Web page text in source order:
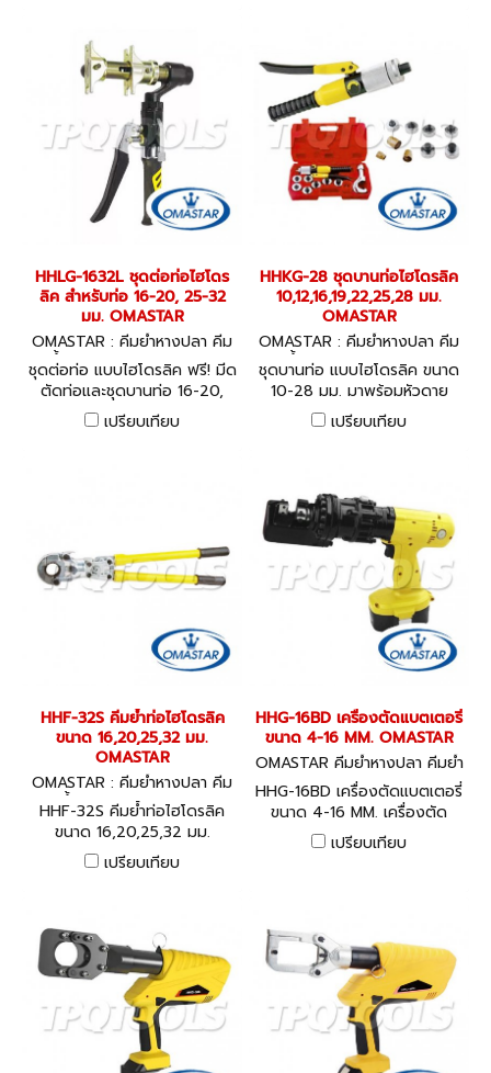
HHLG-1632L ชุดต่อท่อไฮโดร
ลิค สำหรับท่อ 16-20, 25-32
มม. OMASTAR
OMASTAR : คีมย้ำหางปลา คีม
ย้ำไฮโดรลิค HHLG-1632L
ชุดต่อท่อ แบบไฮโดรลิค ฟรี! มีด
ตัดท่อและชุดบานท่อ 16-20,
25, 32 มม.
เปรียบเทียบ
HHKG-28 ชุดบานท่อไฮโดรลิค
10,12,16,19,22,25,28 มม.
OMASTAR
OMASTAR : คีมย้ำหางปลา คีม
ย้ำไฮโดรลิค HHKG-28
ชุดบานท่อ แบบไฮโดรลิค ขนาด
10-28 มม. มาพร้อมหัวดาย
ขนาด 10,12,16,19,22,25,28
มม.
เปรียบเทียบ
HHF-32S คีมย้ำท่อไฮโดรลิค
ขนาด 16,20,25,32 มม.
OMASTAR
OMASTAR : คีมย้ำหางปลา คีม
ย้ำไฮโดรลิค HHF-32S
HHF-32S คีมย้ำท่อไฮโดรลิค
ขนาด 16,20,25,32 มม.
OMASTAR
เปรียบเทียบ
HHG-16BD เครื่องตัดแบตเตอรี่
ขนาด 4-16 MM. OMASTAR
OMASTAR คีมย้ำหางปลา คีมย้ำ
ไฮโดรลิค HHG-16BD
HHG-16BD เครื่องตัดแบตเตอรี่
ขนาด 4-16 MM. เครื่องตัด
แบตเตอรี่ 18 V / 2.2Ah กำลัง
อัด 10 ตัน
เปรียบเทียบ